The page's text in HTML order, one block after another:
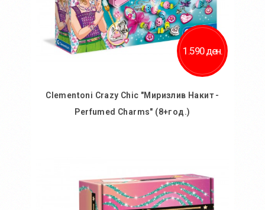
1.590 ден.
Clementoni Crazy Chic "Миризлив Накит -
Perfumed Charms" (8+год.)
Додај во желби
Додај за споредба